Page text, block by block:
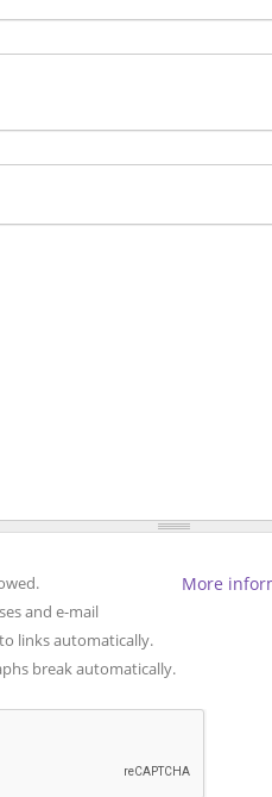
More
and e-mail
links automatically.
break automatically.